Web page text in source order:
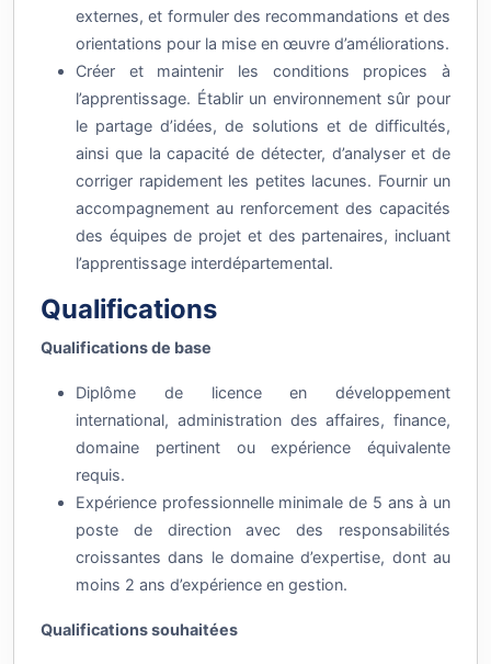
externes, et formuler des recommandations et des
orientations pour la mise en œuvre d’améliorations.
Créer et maintenir les conditions propices à
l’apprentissage. Établir un environnement sûr pour
le partage d’idées, de solutions et de difficultés,
ainsi que la capacité de détecter, d’analyser et de
corriger rapidement les petites lacunes. Fournir un
accompagnement au renforcement des capacités
des équipes de projet et des partenaires, incluant
l’apprentissage interdépartemental.
Qualifications
Qualifications de base
Diplôme de licence en développement
international, administration des affaires, finance,
domaine pertinent ou expérience équivalente
requis.
Expérience professionnelle minimale de 5 ans à un
poste de direction avec des responsabilités
croissantes dans le domaine d’expertise, dont au
moins 2 ans d’expérience en gestion.
Qualifications souhaitées